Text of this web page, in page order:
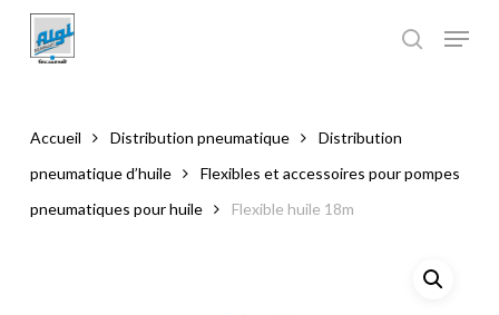
main
Accueil Distribution pneumatique
Distribution
pneumatique d’huile
Flexibles et accessoires pour pompes
pneumatiques pour huile
Flexible huile 18m